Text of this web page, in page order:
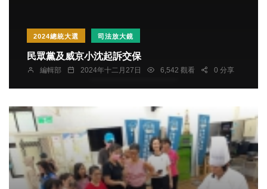
2024總統大選 司法放大鏡
民眾黨及威京小沈起訴交保
編輯部 2024年十二月27日 6,542 觀看 0 分享